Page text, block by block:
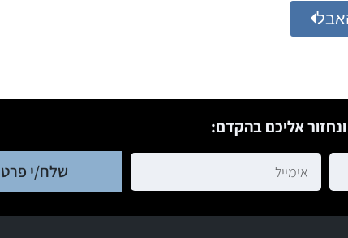
אליכם בהקדם:
שלח/י